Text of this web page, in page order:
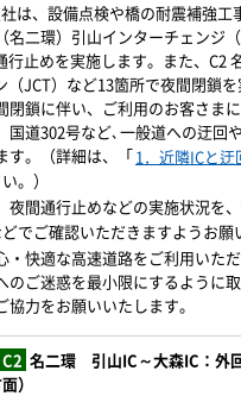
は、設備点検や橋の耐震補強工
名二環）引山インターチェンジ
行止めを実施します。また、
JCT）など13箇所で夜間閉鎖を
閉鎖に伴い、ご利用のお客さま
国道302号など､一般道への迂回
す。（詳細は、「1．近隣ICと
。）
夜間通行止めなどの実施状況を
どでご確認いただきますようお願
・快適な高速道路をご利用いた
のご迷惑を最小限にするように
力をお願いいたします。
C2 名二環 引山IC～大森IC：外
）